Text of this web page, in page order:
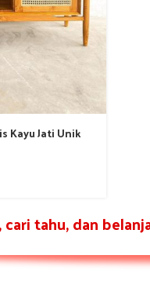
Kayu Jati Unik
cari tahu, dan